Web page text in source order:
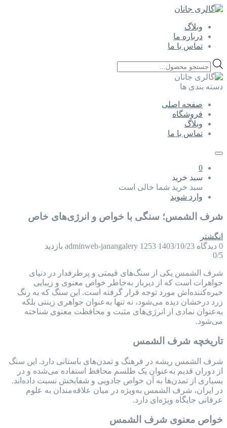
وبلاگ
درباره ما
تماس با ما
Products
search
دسته بندی ها
صفحه اصلی
فروشگاه
وبلاگ
تماس با ما
0
سبد خرید
سبد خرید شما خالی است
وارد شوید
شرف الشمس؛ سنگی با خواص و انرژی‌های خاص
انگشتر
0 دیدگاه
1403/10/23
adminweb-janangalery 1253 بازدید
0/5
شرف الشمس یکی از سنگ‌های قیمتی و پرطرفدار در دنیای
جواهرات است که از دیرباز به‌خاطر خواص معنوی و زیبایی
خیره‌کننده‌اش مورد توجه قرار گرفته است. این سنگ که به رنگ
زرد درخشان دیده می‌شود، نه تنها به‌عنوان جواهری زینتی بلکه
به‌عنوان نمادی از انرژی‌های مثبت و محافظت معنوی شناخته
می‌شود.
تاریخچه شرف الشمس
شرف الشمس ریشه در فرهنگ و تمدن‌های باستانی دارد. این سنگ
از دوران قدیم به‌عنوان یک طلسم محافظ استفاده می‌شده و در
بسیاری از تمدن‌ها به آن خواص جادویی و شفابخش نسبت داده‌اند.
در ایران، شرف الشمس به‌ویژه در میان علاقه‌مندان به علوم
عرفانی جایگاه ویژه‌ای دارد.
خواص معنوی شرف الشمس